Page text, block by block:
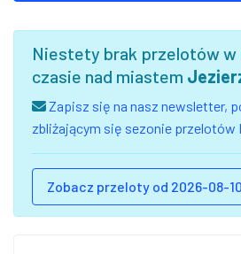
Niestety brak przelotów w
czasie nad miastem
Zapisz się na nasz newsletter,
zbliżającym się sezonie przelotów
Zobacz przeloty od 2026-08-10